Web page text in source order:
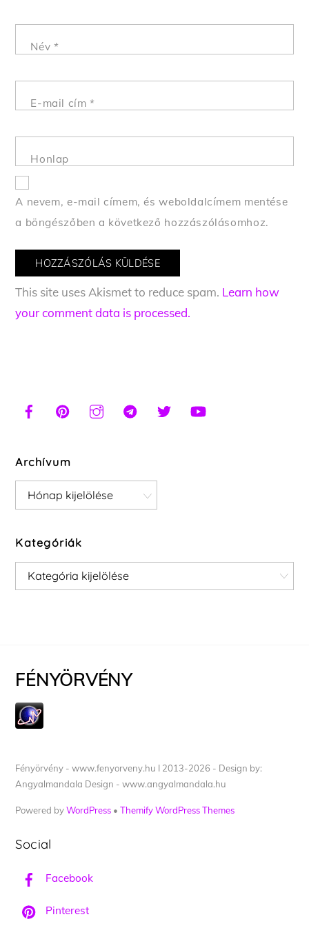
Név *
E-mail cím*
Honlap
A nevem, e-mail címem, és weboldalcímem mentése
a böngészőben a következő hozzászólásomhoz.
This site uses Akismet to reduce spam. Learn how
your comment data is processed.
Archívum
Archívum
Kategóriák
Kategóriák
FÉNYÖRVÉNY
Fényörvény - www.fenyorveny.hu I 2013-2026 - Design by:
Angyalmandala Design - www.angyalmandala.hu
Powered byWordPress •Themify WordPress Themes
Social
Facebook
Pinterest